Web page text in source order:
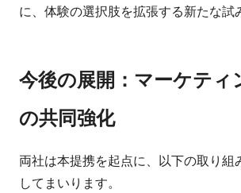
に、体験の選択肢を拡張する新たな試
今後の展開：マーケティ
の共同強化
両社は本提携を起点に、以下の取り組
してまいります。